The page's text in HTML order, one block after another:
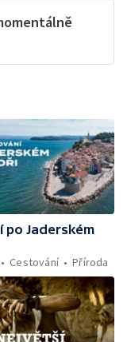
po Jaderském
Cestování Příroda